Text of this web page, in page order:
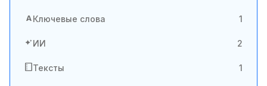
A Ключевые слова 1
ИИ 2
Тексты 1